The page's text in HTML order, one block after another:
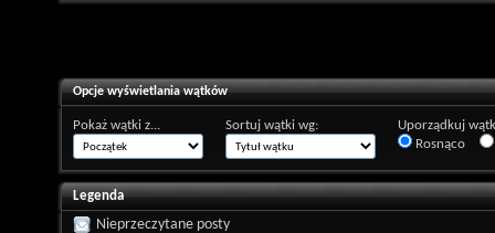
Opcje wyświetlania wątków
Pokaż wątki z... Sortuj wątki wg:
Uporządkuj
Rosnąco
Legenda
Nieprzeczytane posty